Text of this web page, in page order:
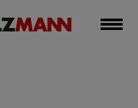
Toggle